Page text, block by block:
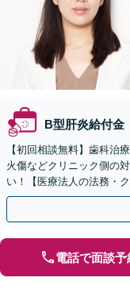
B型肝炎給付金
【初回相談無料】歯科治
火傷などクリニック側の
い！【医療法人の法務・
ドバイスで、納得のでき
電話で面談予